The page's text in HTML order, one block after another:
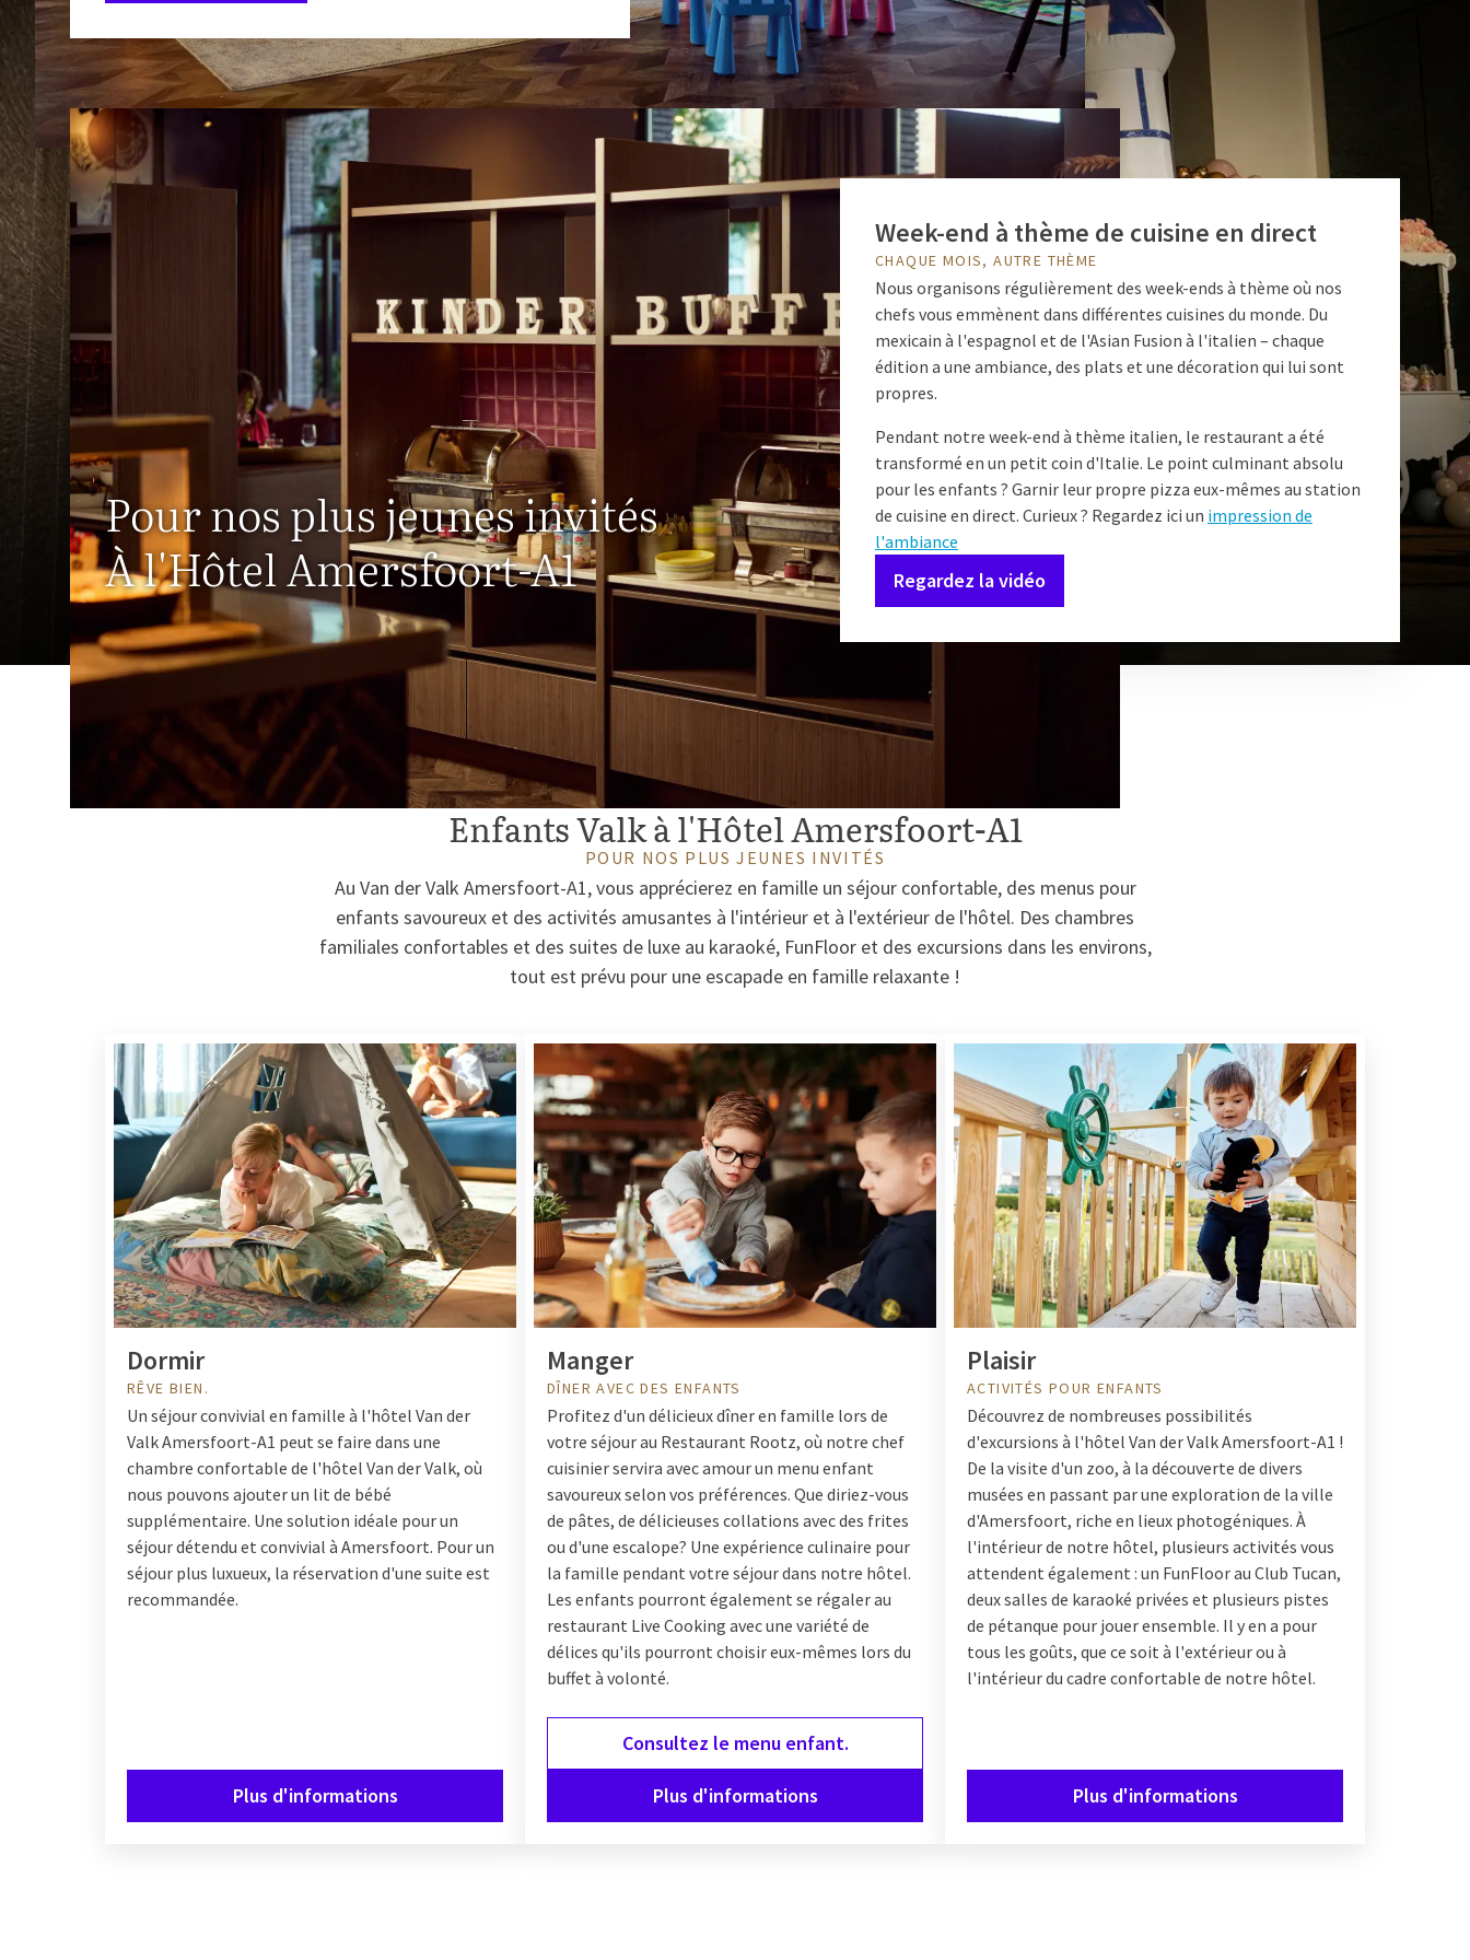
Pour nos plus jeunes invités
À l'Hôtel Amersfoort-A1
Week-end à thème de cuisine en direct
CHAQUE MOIS, AUTRE THÈME
Nous organisons régulièrement des week-ends à thème où nos
chefs vous emmènent dans différentes cuisines du monde. Du
mexicain à l'espagnol et de l'Asian Fusion à l'italien – chaque
édition a une ambiance, des plats et une décoration qui lui sont
propres.
Pendant notre week-end à thème italien, le restaurant a été
transformé en un petit coin d'Italie. Le point culminant absolu
pour les enfants ? Garnir leur propre pizza eux-mêmes au station
de cuisine en direct. Curieux ? Regardez ici un impression de
l'ambiance
Regardez la vidéo
Enfants Valk à l'Hôtel Amersfoort-A1
POUR NOS PLUS JEUNES INVITÉS
Au Van der Valk Amersfoort-A1, vous apprécierez en famille un séjour confortable, des menus pour
enfants savoureux et des activités amusantes à l'intérieur et à l'extérieur de l'hôtel. Des chambres
familiales confortables et des suites de luxe au karaoké, FunFloor et des excursions dans les environs,
tout est prévu pour une escapade en famille relaxante !
Dormir
RÊVE BIEN.
Un séjour convivial en famille à l'hôtel Van der
Valk Amersfoort-A1 peut se faire dans une
chambre confortable de l'hôtel Van der Valk, où
nous pouvons ajouter un lit de bébé
supplémentaire. Une solution idéale pour un
séjour détendu et convivial à Amersfoort. Pour un
séjour plus luxueux, la réservation d'une suite est
recommandée.
Plus d'informations
Manger
DÎNER AVEC DES ENFANTS
Profitez d'un délicieux dîner en famille lors de
votre séjour au Restaurant Rootz, où notre chef
cuisinier servira avec amour un menu enfant
savoureux selon vos préférences. Que diriez-vous
de pâtes, de délicieuses collations avec des frites
ou d'une escalope? Une expérience culinaire pour
la famille pendant votre séjour dans notre hôtel.
Les enfants pourront également se régaler au
restaurant Live Cooking avec une variété de
délices qu'ils pourront choisir eux-mêmes lors du
buffet à volonté.
Consultez le menu enfant.
Plus d'informations
Plaisir
ACTIVITÉS POUR ENFANTS
Découvrez de nombreuses possibilités
d'excursions à l'hôtel Van der Valk Amersfoort-A1 !
De la visite d'un zoo, à la découverte de divers
musées en passant par une exploration de la ville
d'Amersfoort, riche en lieux photogéniques. À
l'intérieur de notre hôtel, plusieurs activités vous
attendent également : un FunFloor au Club Tucan,
deux salles de karaoké privées et plusieurs pistes
de pétanque pour jouer ensemble. Il y en a pour
tous les goûts, que ce soit à l'extérieur ou à
l'intérieur du cadre confortable de notre hôtel.
Plus d'informations